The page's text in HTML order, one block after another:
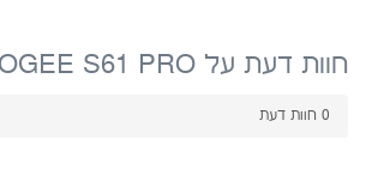
חוות דעת על DOOGEE S61 PRO
0 חוות דעת